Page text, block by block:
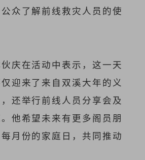
众了解前线救灾人员的使
庆在活动中表示，这一天
迎来了来自双溪大年的义
还举行前线人员分享会及
他希望未来有更多阁员朋
月份的家庭日，共同推动